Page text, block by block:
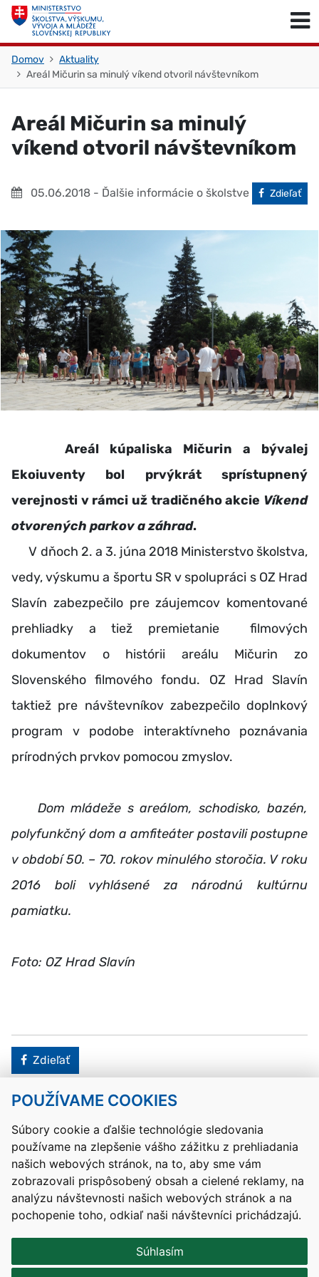
POUŽÍVAME COOKIES
Súbory cookie a ďalšie technológie sledovania
používame na zlepšenie vášho zážitku z prehliadania
našich webových stránok, na to, aby sme vám
zobrazovali prispôsobený obsah a cielené reklamy, na
analýzu návštevnosti našich webových stránok a na
pochopenie toho, odkiaľ naši návštevníci prichádzajú.
Súhlasím
Skočiť na obsah
Domov
Aktuality
Areál Mičurin sa minulý víkend otvoril návštevníkom
Areál Mičurin sa minulý
víkend otvoril návštevníkom
05.06.2018 - Ďalšie informácie o školstve Facebook
Zdieľať
Areál kúpaliska Mičurin a bývalej
Ekoiuventy bol prvýkrát sprístupnený
verejnosti v rámci už tradičného akcie Víkend
otvorených parkov a záhrad.
V dňoch 2. a 3. júna 2018 Ministerstvo školstva,
vedy, výskumu a športu SR v spolupráci s OZ Hrad
Slavín zabezpečilo pre záujemcov komentované
prehliadky a tiež premietanie filmových
dokumentov o histórii areálu Mičurin zo
Slovenského filmového fondu. OZ Hrad Slavín
taktiež pre návštevníkov zabezpečilo doplnkový
program v podobe interaktívneho poznávania
prírodných prvkov pomocou zmyslov.
Dom mládeže s areálom, schodisko, bazén,
polyfunkčný dom a amfiteáterpostavili postupne
v období 50. – 70. rokov minulého storočia. V roku
2016 boli vyhlásené za národnú kultúrnu
pamiatku.
Foto: OZ Hrad Slavín
Facebook
Zdieľať
Skočiť na začiatok stránky
Kontakty Mapa stránky RSS
Vyhlásenie o prístupnosti
Nastavenia cookies
Prevádzkovateľom služby je Ministerstvo školstva, výskumu,
vývoja a mládeže Slovenskej republiky.